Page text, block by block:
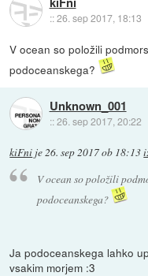
::26. sep 2017, 18:13
V ocean so položili
podoceanskega?
Unknown_001
::26. sep 2017, 20:22
kiFni je26. sep 2017 ob 18:13
V ocean so položili
podoceanskega?
Ja podoceanskega lahko
vsakim morjem :3